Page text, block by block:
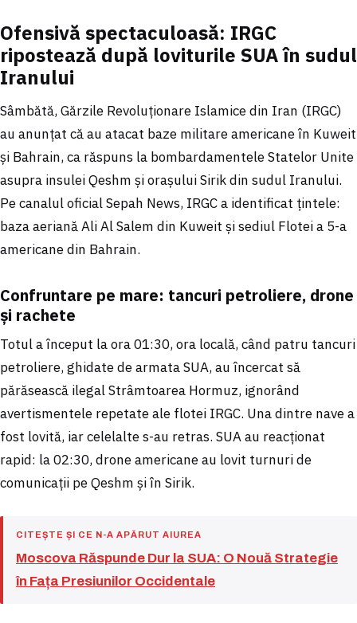
Ofensivă spectaculoasă: IRGC
ripostează după loviturile SUA în sudul
Iranului
Sâmbătă, Gărzile Revoluționare Islamice din Iran (IRGC)
au anunțat că au atacat baze militare americane în Kuweit
și Bahrain, ca răspuns la bombardamentele Statelor Unite
asupra insulei Qeshm și orașului Sirik din sudul Iranului.
Pe canalul oficial Sepah News, IRGC a identificat țintele:
baza aeriană Ali Al Salem din Kuweit și sediul Flotei a 5-a
americane din Bahrain.
Confruntare pe mare: tancuri petroliere, drone
și rachete
Totul a început la ora 01:30, ora locală, când patru tancuri
petroliere, ghidate de armata SUA, au încercat să
părăsească ilegal Strâmtoarea Hormuz, ignorând
avertismentele repetate ale flotei IRGC. Una dintre nave a
fost lovită, iar celelalte s-au retras. SUA au reacționat
rapid: la 02:30, drone americane au lovit turnuri de
comunicații pe Qeshm și în Sirik.
CITEȘTE ȘI CE N-A APĂRUT AIUREA
Moscova Răspunde Dur la SUA: O Nouă Strategie
în Fața Presiunilor Occidentale